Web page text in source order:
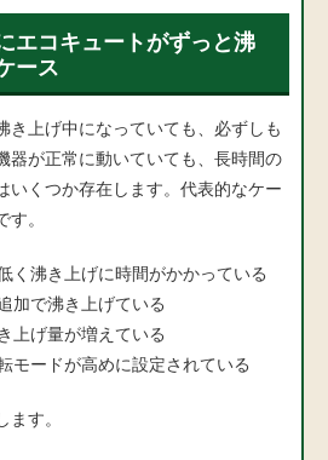
エコキュートがずっと沸
ース
き上げ中になっていても、必ずしも
器が正常に動いていても、長時間の
いくつか存在します。代表的なケー
。
く沸き上げに時間がかかっている
加で沸き上げている
上げ量が増えている
モードが高めに設定されている
す。